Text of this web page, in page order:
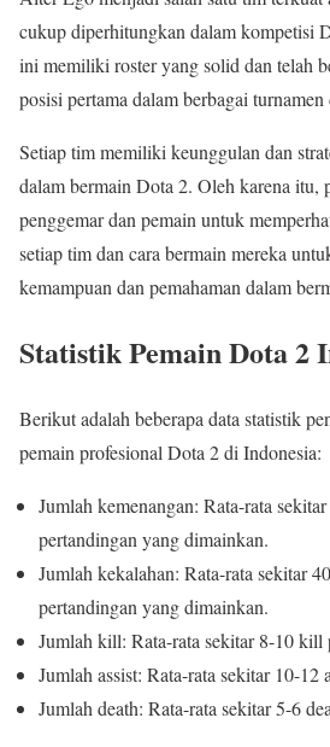
cukup diperhitungkan dalam kompetisi
ini memiliki roster yang solid dan telah
posisi pertama dalam berbagai
Setiap tim memiliki keunggulan dan
dalam bermain Dota 2. Oleh karena itu,
penggemar dan pemain untuk
setiap tim dan cara bermain mereka
kemampuan dan pemahaman dalam
Statistik Pemain Dota 2
Berikut adalah beberapa data statistik
pemain profesional Dota 2 di Indonesia:
Jumlah kemenangan: Rata-rata
pertandingan yang dimainkan.
Jumlah kekalahan: Rata-rata sekitar
pertandingan yang dimainkan.
Jumlah kill: Rata-rata sekitar 8-10 kill
Jumlah assist: Rata-rata sekitar 10-12
Jumlah death: Rata-rata sekitar 5-6